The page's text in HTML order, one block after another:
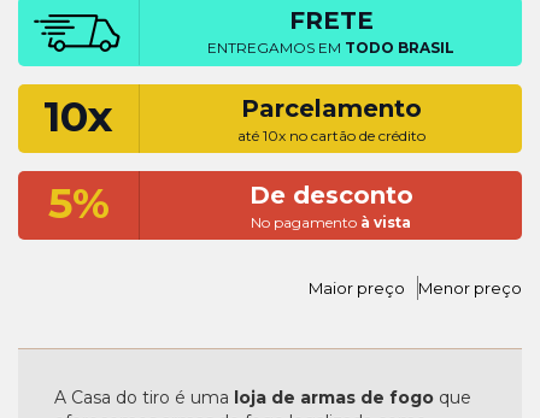
FRETE
ENTREGAMOS EM TODO BRASIL
10x Parcelamento
até 10x no cartão de crédito
5% De desconto
No pagamento à vista
Maior preço Menor preço
A Casa do tiro é uma loja de armas de fogo que